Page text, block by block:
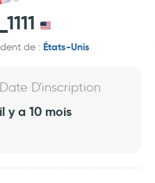
de : États-Unis
Date D'inscription
il y a 10 mois